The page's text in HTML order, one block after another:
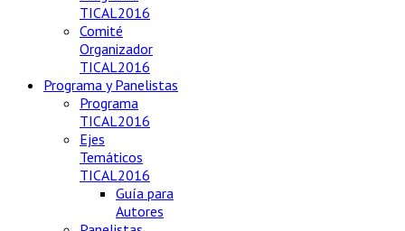
TICAL2016
Comité
Organizador
TICAL2016
Programa y Panelistas
Programa
TICAL2016
Ejes
Temáticos
TICAL2016
Guía para
Autores